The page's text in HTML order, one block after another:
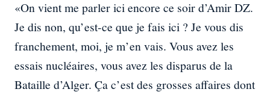
«On vient me parler ici encore ce soir d’Amir DZ.
Je dis non, qu’est-ce que je fais ici ? Je vous dis
franchement, moi, je m’en vais. Vous avez les
essais nucléaires, vous avez les disparus de la
Bataille d’Alger. Ça c’est des grosses affaires dont